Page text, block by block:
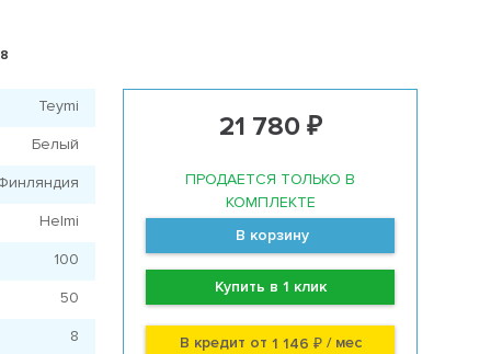
21 780 ₽
ПРОДАЕТСЯ ТОЛЬКО В
КОМПЛЕКТЕ
В корзину
Купить в 1 клик
В кредит от 1 146 ₽/ мес
Teymi
Белый
Helmi
100
50
8